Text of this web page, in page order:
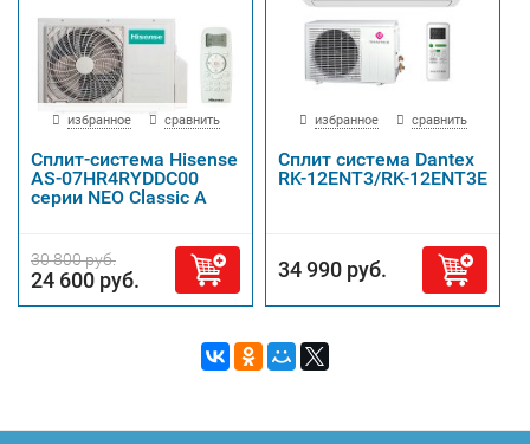
избранное сравнить
Сплит-система Hisense
AS-07HR4RYDDC00
серии NEO Classic A
30 800 руб.
24 600 руб.
избранное сравнить
Сплит система Dantex
RK-12ENT3/RK-12ENT3E
34 990 руб.